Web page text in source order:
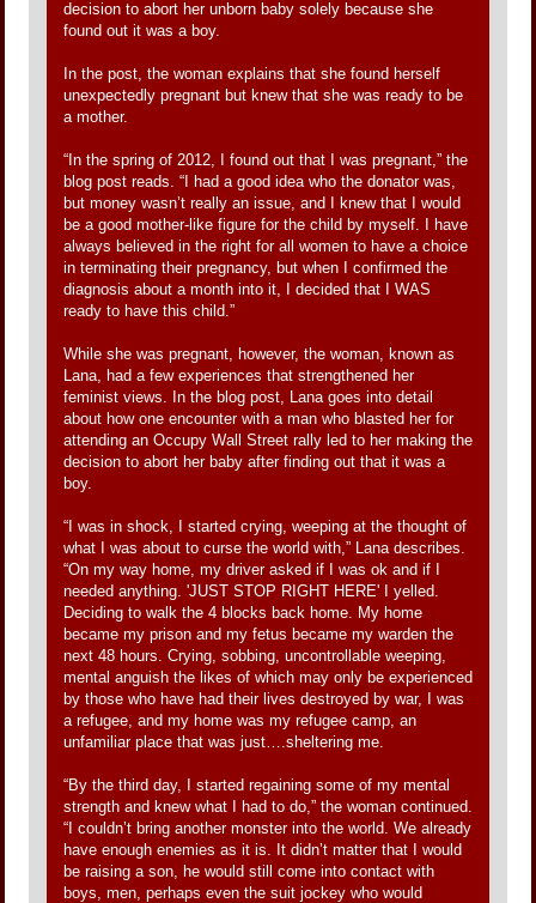
decision to abort her unborn baby solely because she
found out it was a boy.
In the post, the woman explains that she found herself
unexpectedly pregnant but knew that she was ready to be
a mother.
“In the spring of 2012, I found out that I was pregnant,” the
blog post reads. “I had a good idea who the donator was,
but money wasn’t really an issue, and I knew that I would
be a good mother-like figure for the child by myself. I have
always believed in the right for all women to have a choice
in terminating their pregnancy, but when I confirmed the
diagnosis about a month into it, I decided that I WAS
ready to have this child.”
While she was pregnant, however, the woman, known as
Lana, had a few experiences that strengthened her
feminist views. In the blog post, Lana goes into detail
about how one encounter with a man who blasted her for
attending an Occupy Wall Street rally led to her making the
decision to abort her baby after finding out that it was a
boy.
“I was in shock, I started crying, weeping at the thought of
what I was about to curse the world with,” Lana describes.
“On my way home, my driver asked if I was ok and if I
needed anything. 'JUST STOP RIGHT HERE' I yelled.
Deciding to walk the 4 blocks back home. My home
became my prison and my fetus became my warden the
next 48 hours. Crying, sobbing, uncontrollable weeping,
mental anguish the likes of which may only be experienced
by those who have had their lives destroyed by war, I was
a refugee, and my home was my refugee camp, an
unfamiliar place that was just….sheltering me.
“By the third day, I started regaining some of my mental
strength and knew what I had to do,” the woman continued.
“I couldn’t bring another monster into the world. We already
have enough enemies as it is. It didn’t matter that I would
be raising a son, he would still come into contact with
boys, men, perhaps even the suit jockey who would